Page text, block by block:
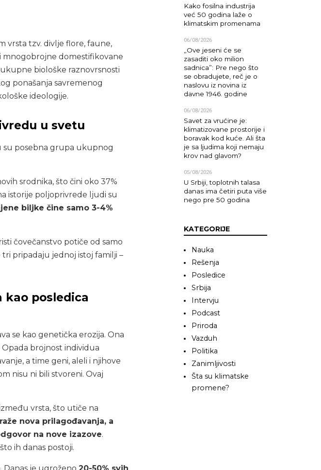
vrsta tzv. divlje flore, faune,
mnogobrojne domestifikovane
biološke raznovrsnosti
ponašanja savremenog
ideologije.
u svetu
su posebna grupa ukupnog
srodnika, što čini oko 37%
istorije poljoprivrede ljudi su
biljke čine samo 3-4%
čovečanstvo potiče od samo
pripadaju jednoj istoj familji –
posledica
se kao genetička erozija. Ona
brojnost individua
a time geni, aleli i njihove
nisu ni bili stvoreni. Ovaj
vrsta, što utiče na
nova prilagođavanja, a
na nove izazove.
ih danas postoji.
Kako fosilna industrija
već 50 godina laže o
klimatskim promenama
06/08/2026
„Ove jeseni će se
zasaditi oko milion
sadnica”: Pre nego što
se obradujete, reč je o
naslovu iz novina iz
davne 1946. godine
06/08/2026
Savet za vrućine je:
klimatizovane prostorije i
boravak kod kuće. Ali šta
je sa ljudima koji nemaju
krov nad glavom?
05/08/2026
U Srbiji, toplotnih talasa
danas ima četiri puta više
nego pre 50 godina
KATEGORIJE
Nauka
Rešenja
Posledice
Srbija
Intervju
Podcast
Priroda
Vazduh
Politika
Zanimljivosti
Šta su klimatske
promene?